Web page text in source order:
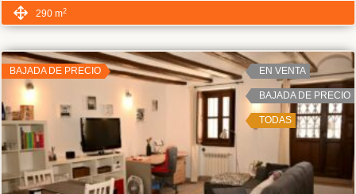
290 m2
BAJADA DE PRECIO EN VENTA
BAJADA DE PRECIO
TODAS